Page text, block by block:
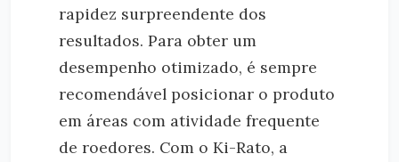
rapidez surpreendente dos
resultados. Para obter um
desempenho otimizado, é sempre
recomendável posicionar o produto
em áreas com atividade frequente
de roedores. Com o Ki-Rato, a